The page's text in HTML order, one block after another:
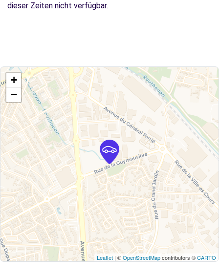
dieser Zeiten nicht verfügbar.
+
−
Leaflet | ©OpenStreetMapcontributors ©CARTO